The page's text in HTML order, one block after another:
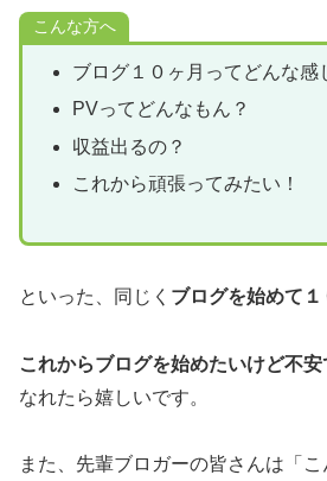
こんな方へ
ブログ１０ヶ月ってどんな感
PVってどんなもん？
収益出るの？
これから頑張ってみたい！
といった、同じく ブログを始めて
これからブログを始めたいけど不
なれたら嬉しいです。
また、先輩ブロガーの皆さんは「こ